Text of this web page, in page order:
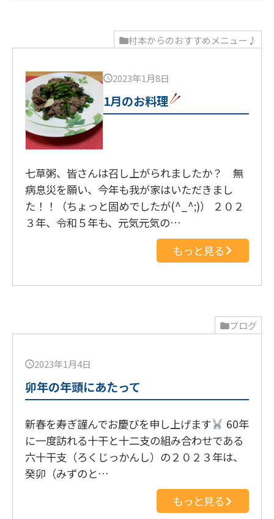
村本からのおすすめメニュー♪
2023年1月8日
1月のお料理
七草粥、皆さんは召し上がられましたか？ 無
病息災を願い、今年も我が家はいただきまし
た！！（ちょっと固めでしたが(^_^;)） ２０２
３年、令和５年も、元気元気の…
もっと見る
ブログ
2023年1月4日
卯年の年頭にあたって
新春を寿ぎ謹んでお慶びを申し上げます
60年
に一度訪れる十干と十二支の組み合わせである
六十干支（ろくじっかんし）の２０２３年は、
癸卯（みずのと…
もっと見る